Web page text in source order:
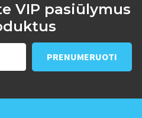
VIP pasiūlymus